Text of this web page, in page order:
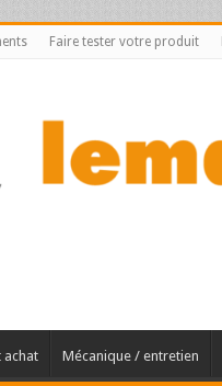
Faire tester votre produit
achat Mécanique / entretien